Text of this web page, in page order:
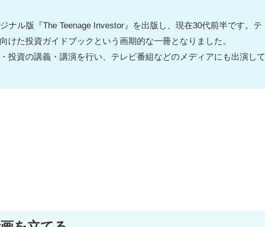
ナル版『The Teenage Investor』を出版し、現在30代前半です。テ
けた投資ガイドブックという画期的な一冊となりました。
投資の講義・講演を行い、テレビ番組などのメディアにも出演して